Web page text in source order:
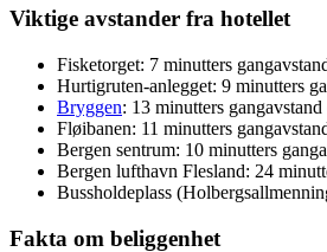
Viktige avstander fra hotellet
Fisketorget: 7 minutters
Hurtigruten-anlegget: 9 minutters
Bryggen: 13 minutters
Fløibanen: 11 minutters
Bergen sentrum: 10 minutters
Bergen lufthavn Flesland: 24
Bussholdeplass
Fakta om beliggenhet